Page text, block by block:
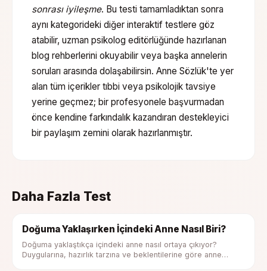
sonrası iyileşme. Bu testi tamamladıktan sonra
aynı kategorideki diğer interaktif testlere göz
atabilir, uzman psikolog editörlüğünde hazırlanan
blog rehberlerini okuyabilir veya başka annelerin
soruları arasında dolaşabilirsin. Anne Sözlük'te yer
alan tüm içerikler tıbbi veya psikolojik tavsiye
yerine geçmez; bir profesyonele başvurmadan
önce kendine farkındalık kazandıran destekleyici
bir paylaşım zemini olarak hazırlanmıştır.
Daha Fazla Test
Doğuma Yaklaşırken İçindeki Anne Nasıl Biri?
Doğuma yaklaştıkça içindeki anne nasıl ortaya çıkıyor?
Duygularına, hazırlık tarzına ve beklentilerine göre anne